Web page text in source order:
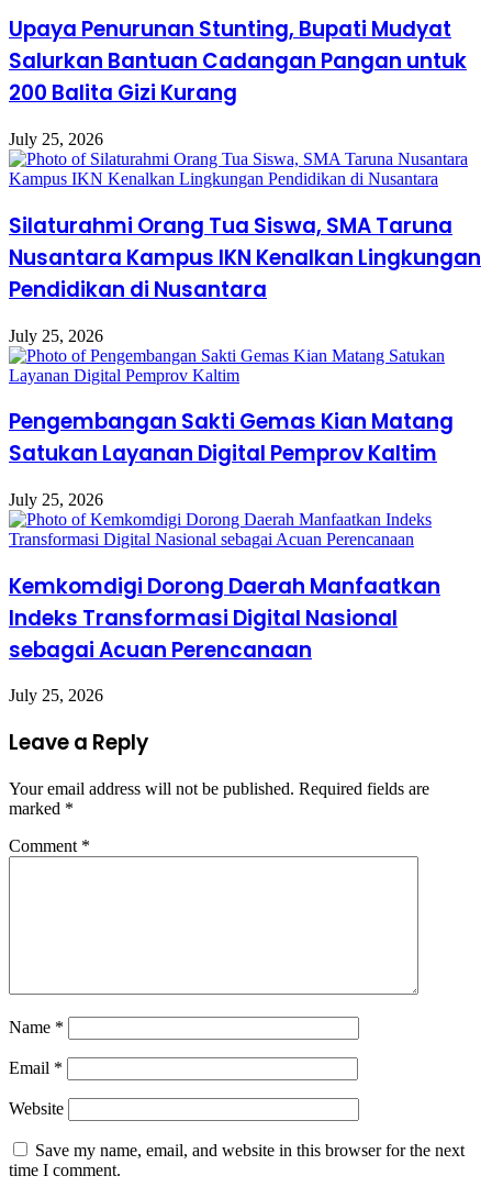
Upaya Penurunan Stunting, Bupati Mudyat
Salurkan Bantuan Cadangan Pangan untuk
200 Balita Gizi Kurang
July 25, 2026
Silaturahmi Orang Tua Siswa, SMA Taruna
Nusantara Kampus IKN Kenalkan Lingkungan
Pendidikan di Nusantara
July 25, 2026
Pengembangan Sakti Gemas Kian Matang
Satukan Layanan Digital Pemprov Kaltim
July 25, 2026
Kemkomdigi Dorong Daerah Manfaatkan
Indeks Transformasi Digital Nasional
sebagai Acuan Perencanaan
July 25, 2026
Leave a Reply
Your email address will not be published. Required fields are
marked *
Comment *
Name *
Email *
Website
Save my name, email, and website in this browser for the next
time I comment.